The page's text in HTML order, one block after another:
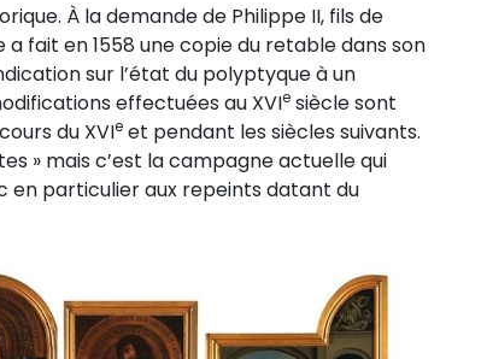
À la demande de Philippe II, fils de
fait en 1558 une copie du retable dans son
sur l’état du polyptyque à un
effectuées au XVIe siècle sont
du XVIe et pendant les siècles suivants.
» mais c’est la campagne actuelle qui
en particulier aux repeints datant du